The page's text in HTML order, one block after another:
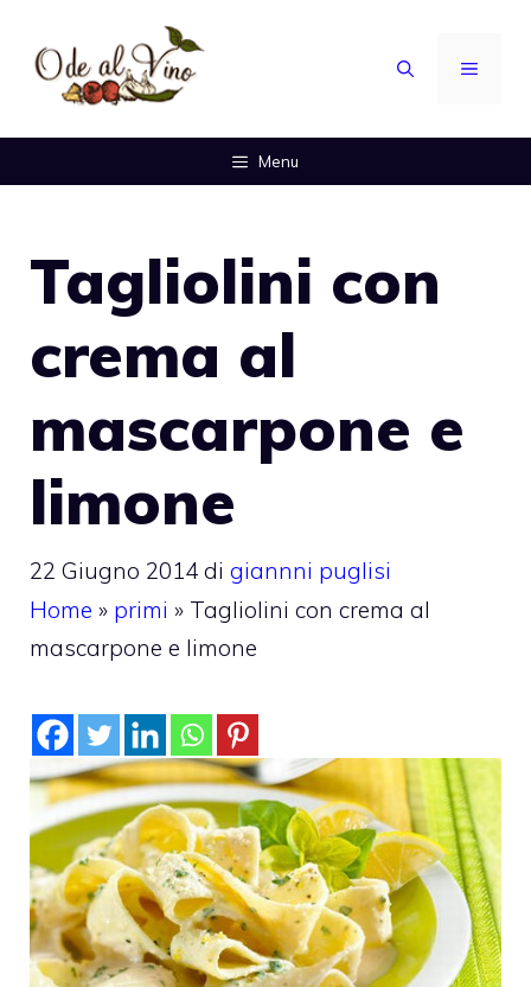
contenuto
MENU
Menu
Tagliolini con
crema al
mascarpone e
limone
22 Giugno 2014 di giannni puglisi
Home » primi » Tagliolini con crema al
mascarpone e limone